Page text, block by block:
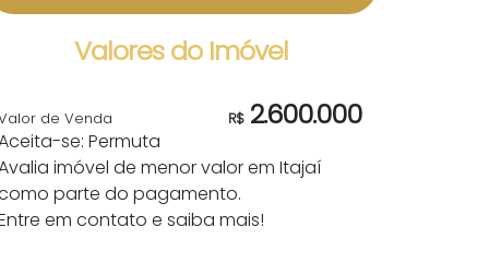
Valores do Imóvel
R$2.600.000
de Venda
se: Permuta
imóvel de menor valor em Itajaí
parte do pagamento.
em contato e saiba mais!